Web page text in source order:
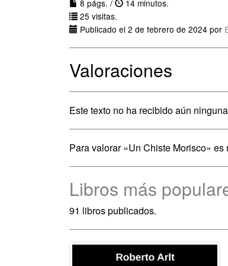
8 págs. /
14 minutos.
25 visitas.
Publicado el 2 de febrero de 2024 por
Valoraciones
Este texto no ha recibido aún
Para valorar «Un Chiste Morisco» es
Libros más
91 libros publicados.